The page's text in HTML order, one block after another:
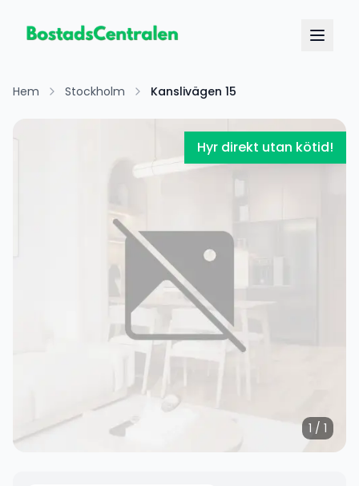
Hem Stockholm Kanslivägen 15
Hyr direkt utan kötid!
1 / 1